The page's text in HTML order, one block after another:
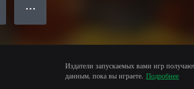
● ● ●
Издатели запускаемых вами игр
данным, пока вы играете. Подробнее